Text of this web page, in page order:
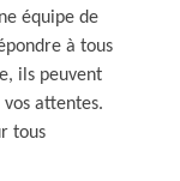
équipe de
à tous
ils peuvent
attentes.
tous